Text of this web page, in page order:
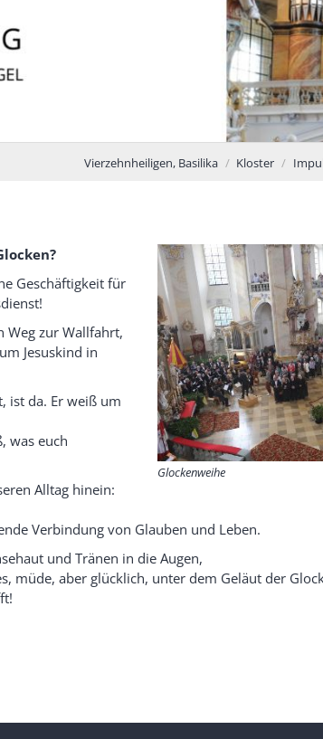
Vierzehnheiligen, Basilika Kloster
Glockenweihe
Geschäftigkeit für
Weg zur Wallfahrt,
Jesuskind in
ist da. Er weiß um
was euch
Alltag hinein:
Verbindung von Glauben und Leben.
und Tränen in die Augen,
müde, aber glücklich, unter dem Geläut der